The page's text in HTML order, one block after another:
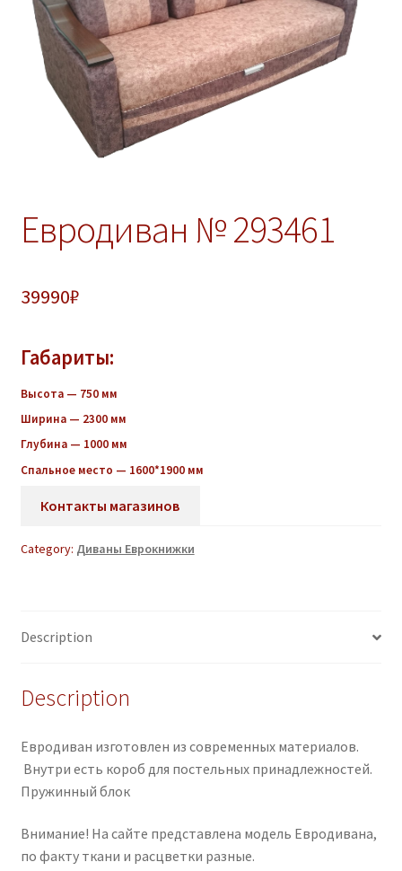
е
Евродиван № 293461
39990₽
Габариты:
Высота — 750 мм
Ширина — 2300 мм
Глубина — 1000 мм
Спальное место — 1600*1900 мм
Контакты магазинов
Category: Диваны Еврокнижки
Description
Description
Евродиван изготовлен из современных материалов.
Внутри есть короб для постельных принадлежностей.
Пружинный блок
Внимание! На сайте представлена модель Евродивана,
по факту ткани и расцветки разные.